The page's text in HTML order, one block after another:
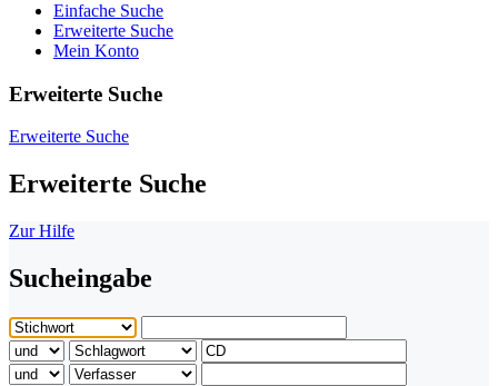
Einfache Suche
Erweiterte Suche
Mein Konto
Erweiterte Suche
Erweiterte Suche
Erweiterte Suche
Zur Hilfe
Sucheingabe